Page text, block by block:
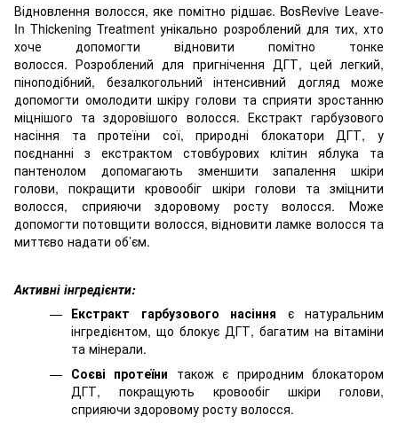
Відновлення волосся, яке помітно рідшає. BosRevive Leave-
In Thickening Treatment унікально розроблений для тих, хто
хоче допомогти відновити помітно тонке
волосся. Розроблений для пригнічення ДГТ, цей легкий,
піноподібний, безалкогольний інтенсивний догляд може
допомогти омолодити шкіру голови та сприяти зростанню
міцнішого та здоровішого волосся. Екстракт гарбузового
насіння та протеїни сої, природні блокатори ДГТ, у
поєднанні з екстрактом стовбурових клітин яблука та
пантенолом допомагають зменшити запалення шкіри
голови, покращити кровообіг шкіри голови та зміцнити
волосся, сприяючи здоровому росту волосся. Може
допомогти потовщити волосся, відновити ламке волосся та
миттєво надати об’єм.
Активні інгредієнти:
Екстракт гарбузового насіння є натуральним
інгредієнтом, що блокує ДГТ, багатим на вітаміни
та мінерали.
Соєві протеїни також є природним блокатором
ДГТ, покращують кровообіг шкіри голови,
сприяючи здоровому росту волосся.